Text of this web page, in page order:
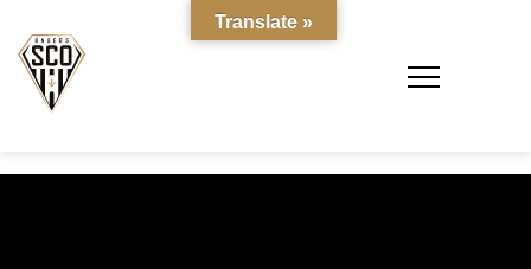
Translate »